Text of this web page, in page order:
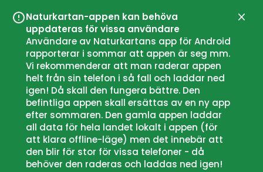
Naturkartan-appen kan behöva
uppdateras för vissa användare
Användare av Naturkartans app för Android
rapporterar i sommar att appen är seg mm.
Vi rekommenderar att man raderar appen
helt från sin telefon i så fall och laddar ned
igen! Då skall den fungera bättre. Den
befintliga appen skall ersättas av en ny app
efter sommaren. Den gamla appen laddar
all data för hela landet lokalt i appen (för
att klara offline-läge) men det innebär att
den blir för stor för vissa telefoner - då
behöver den raderas och laddas ned igen!